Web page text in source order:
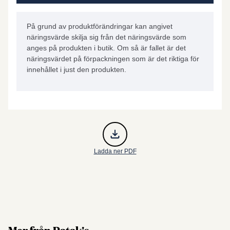
På grund av produktförändringar kan angivet
näringsvärde skilja sig från det näringsvärde som
anges på produkten i butik. Om så är fallet är det
näringsvärdet på förpackningen som är det riktiga för
innehållet i just den produkten.
Ladda ner PDF